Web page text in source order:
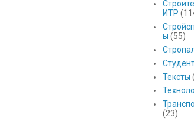
ИТР
ы (55)
Тексты
(23)